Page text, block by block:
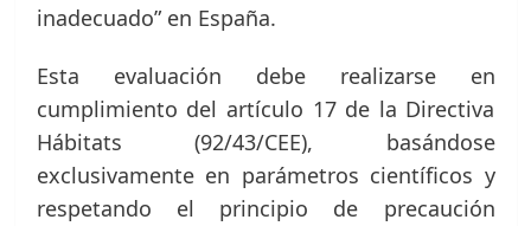
inadecuado” en España.
Esta evaluación debe realizarse en
cumplimiento del artículo 17 de la Directiva
Hábitats (92/43/CEE), basándose
exclusivamente en parámetros científicos y
respetando el principio de precaución